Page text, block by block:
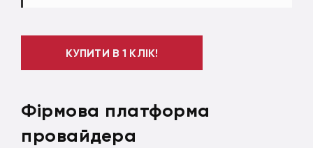
КУПИТИ В 1 КЛІК!
Фірмова платформа
провайдера